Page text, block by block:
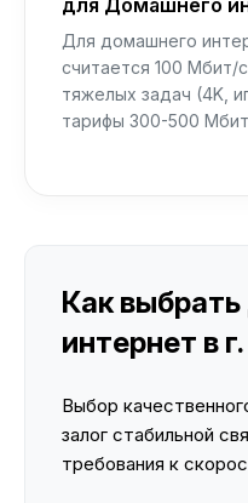
для Домашнего
Для домашнего
считается 100 Мбит/
тяжелых задач (4K,
тарифы 300-500
Как
интернет в
Выбор
залог стабильной
требования к